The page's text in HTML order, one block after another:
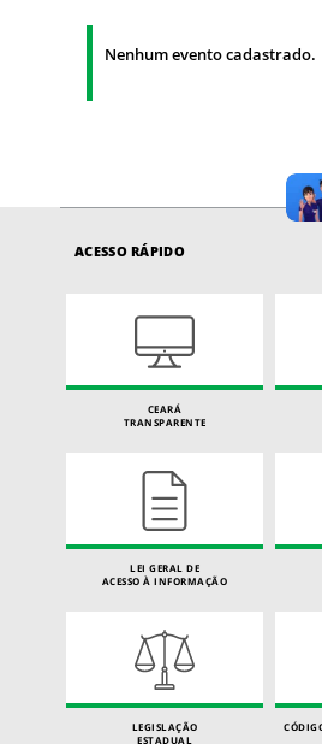
Nenhum evento cadastrado.
ACESSO RÁPIDO
CEARÁ
TRANSPARENTE
LEI GERAL DE
ACESSO À INFORMAÇÃO
LEGISLAÇÃO
ESTADUAL